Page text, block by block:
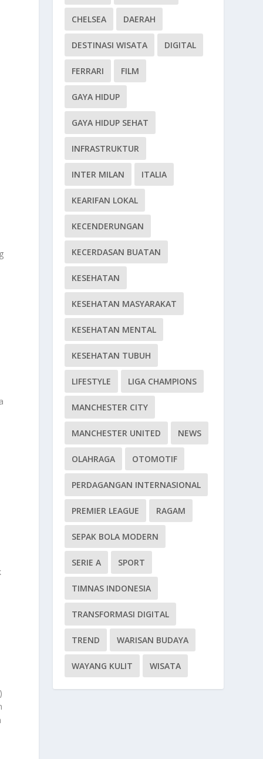
CHELSEA DAERAH
DESTINASI WISATA DIGITAL
FERRARI FILM
GAYA HIDUP
GAYA HIDUP SEHAT
INFRASTRUKTUR
INTER MILAN ITALIA
KEARIFAN LOKAL
KECENDERUNGAN
KECERDASAN BUATAN
KESEHATAN
KESEHATAN MASYARAKAT
KESEHATAN MENTAL
KESEHATAN TUBUH
LIFESTYLE LIGA CHAMPIONS
MANCHESTER CITY
MANCHESTER UNITED NEWS
OLAHRAGA OTOMOTIF
PERDAGANGAN INTERNASIONAL
PREMIER LEAGUE RAGAM
SEPAK BOLA MODERN
SERIE A SPORT
TIMNAS INDONESIA
TRANSFORMASI DIGITAL
TREND WARISAN BUDAYA
WAYANG KULIT WISATA